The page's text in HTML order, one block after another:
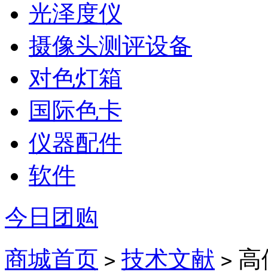
光泽度仪
摄像头测评设备
对色灯箱
国际色卡
仪器配件
软件
今日团购
商城首页 > 技术文献 > 高